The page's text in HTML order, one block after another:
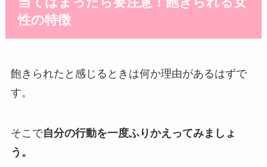
性の特徴
飽きられたと感じるときは何か理由があるはずで
す。
そこで自分の行動を一度ふりかえってみましょ
う。